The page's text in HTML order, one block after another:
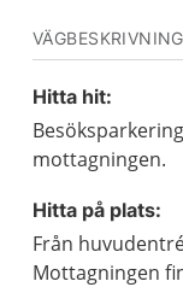
VÄGBESKRIVNING
Hitta hit:
mottagningen.
Hitta på plats:
Från
Mottagningen